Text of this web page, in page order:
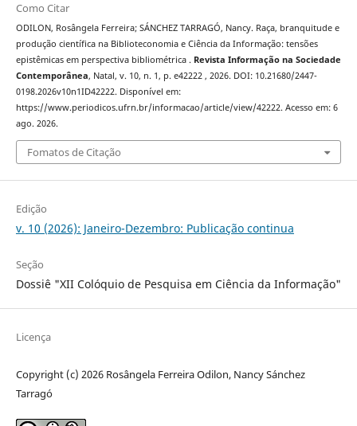
Como Citar
ODILON, Rosângela Ferreira; SÁNCHEZ TARRAGÓ, Nancy. Raça, branquitude e
produção científica na Biblioteconomia e Ciência da Informação: tensões
epistêmicas em perspectiva bibliométrica . Revista Informação na Sociedade
Contemporânea, Natal, v. 10, n. 1, p. e42222 , 2026. DOI: 10.21680/2447-
0198.2026v10n1ID42222. Disponível em:
https://www.periodicos.ufrn.br/informacao/article/view/42222. Acesso em: 6
ago. 2026.
Fomatos de Citação
Edição
v. 10 (2026): Janeiro-Dezembro: Publicação continua
Seção
Dossiê "XII Colóquio de Pesquisa em Ciência da Informação"
Licença
Copyright (c) 2026 Rosângela Ferreira Odilon, Nancy Sánchez
Tarragó